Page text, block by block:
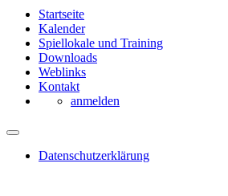
Startseite
Kalender
Spiellokale und Training
Downloads
Weblinks
Kontakt
anmelden
Datenschutzerklärung